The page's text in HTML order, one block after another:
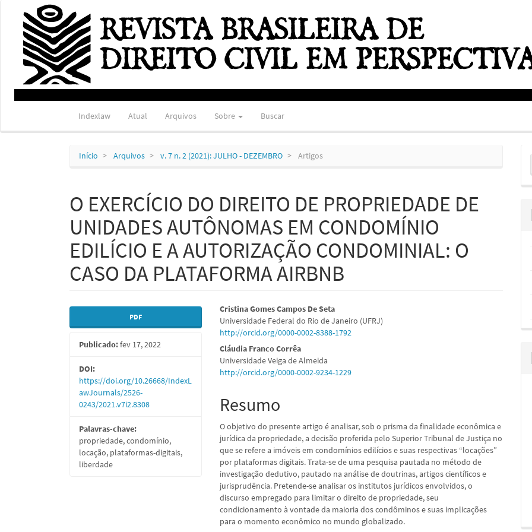
Navegação
Principal
Conteúdo
principal
Barra
Lateral
Indexlaw Atual Arquivos Sobre Buscar
Início Arquivos v. 7 n. 2 (2021): JULHO - DEZEMBRO Artigos
O EXERCÍCIO DO DIREITO DE PROPRIEDADE DE
UNIDADES AUTÔNOMAS EM CONDOMÍNIO
EDILÍCIO E A AUTORIZAÇÃO CONDOMINIAL: O
CASO DA PLATAFORMA AIRBNB
Barra
lateral
de
artigos
PDF
Publicado:fev 17, 2022
DOI:
https://doi.org/10.26668/IndexL
awJournals/2526-
0243/2021.v7i2.8308
Palavras-chave:
propriedade, condomínio,
locação, plataformas-digitais,
liberdade
Conteúdo
do
artigo
principal
Cristina Gomes Campos De Seta
Universidade Federal do Rio de Janeiro (UFRJ)
http://orcid.org/0000-0002-8388-1792
Cláudia Franco Corrêa
Universidade Veiga de Almeida
http://orcid.org/0000-0002-9234-1229
Resumo
O objetivo do presente artigo é analisar, sob o prisma da finalidade econômica e
jurídica da propriedade, a decisão proferida pelo Superior Tribunal de Justiça no
que se refere a imóveis em condomínios edilícios e suas respectivas “locações”
por plataformas digitais. Trata-se de uma pesquisa pautada no método de
investigação dedutivo, pautado na análise de doutrinas, artigos científicos e
jurisprudência. Pretende-se analisar os institutos jurídicos envolvidos, o
discurso empregado para limitar o direito de propriedade, seu
condicionamento à vontade da maioria dos condôminos e suas implicações
para o momento econômico no mundo globalizado.